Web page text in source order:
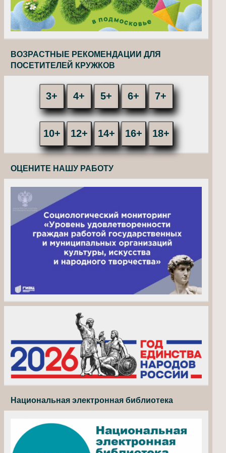
ВОЗРАСТНЫЕ РЕКОМЕНДАЦИИ ДЛЯ
ПОСЕТИТЕЛЕЙ КРУЖКОВ
3+ 4+ 5+ 6+ 7+
10+ 12+ 14+ 16+ 18+
ОЦЕНИТЕ НАШУ РАБОТУ
Национальная электронная библиотека